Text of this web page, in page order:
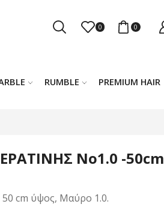
0 0
RUMBLE PREMIUM HAIR
Νο1.0 -50cm
50 cm ύψος, Μαύρο 1.0.